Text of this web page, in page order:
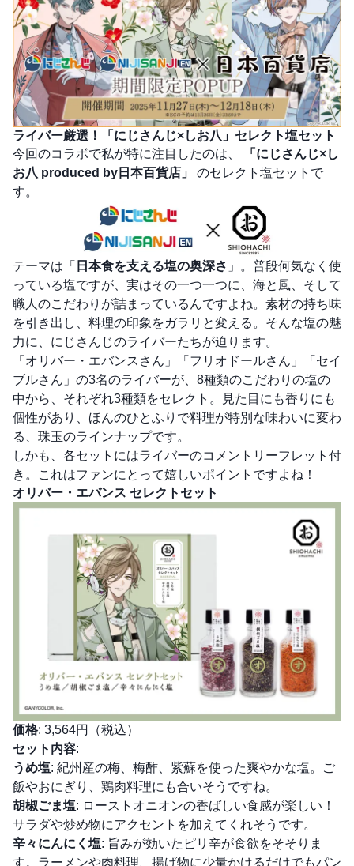
ライバー厳選！「にじさんじ×しお八」セレクト塩セット
今回のコラボで私が特に注目したのは、
「にじさんじ×し
お八 produced by日本百貨店」
のセレクト塩セットで
す。
テーマは「 日本食を支える塩の奥深さ 」。普段何気なく使
っている塩ですが、実はその一つ一つに、海と風、そして
職人のこだわりが詰まっているんですよね。素材の持ち味
を引き出し、料理の印象をガラリと変える。そんな塩の魅
力に、にじさんじのライバーたちが迫ります。
「オリバー・エバンスさん」「フリオドールさん」「セイ
ブルさん」の3名のライバーが、8種類のこだわりの塩の
中から、それぞれ3種類をセレクト。見た目にも香りにも
個性があり、ほんのひとふりで料理が特別な味わいに変わ
る、珠玉のラインナップです。
しかも、各セットにはライバーのコメントリーフレット付
き。これはファンにとって嬉しいポイントですよね！
オリバー・エバンス セレクトセット
価格: 3,564円（税込）
セット内容:
うめ塩: 紀州産の梅、梅酢、紫蘇を使った爽やかな塩。ご
飯やおにぎり、鶏肉料理にも合いそうですね。
胡椒ごま塩: ローストオニオンの香ばしい食感が楽しい！
サラダや炒め物にアクセントを加えてくれそうです。
辛々にんにく塩: 旨みが効いたピリ辛が食欲をそそりま
す。ラーメンや肉料理、揚げ物に少量かけるだけでもパン